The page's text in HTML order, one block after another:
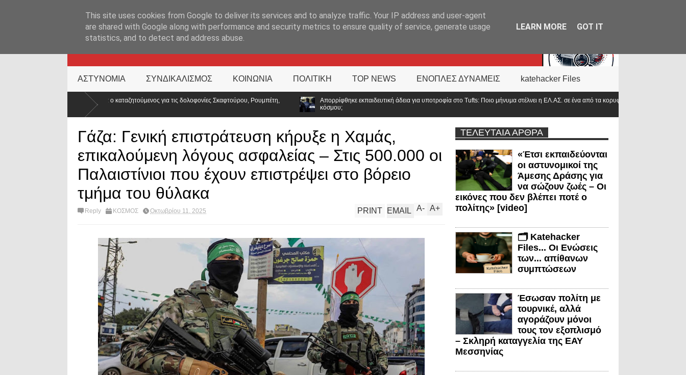
KATEHACKER
ΑΣΤΥΝΟΜΙΑ ΣΥΝΔΙΚΑΛΙΣΜΟΣ ΚΟΙΝΩΝΙΑ ΠΟΛΙΤΙΚΗ TOP NEWS ΕΝΟΠΛΕΣ ΔΥΝΑΜΕΙΣ katehacker Files
ο καταζητούμενος για τις δολοφονίες Σκαφτούρου, Ρουμπέτη,
Απορρίφθηκε εκπαιδευτική άδεια για υποτροφία στο Tufts: Ποιο μήνυμα στέλνει η ΕΛ.ΑΣ. σε ένα από τα κορυφαία πανεπιστήμια του
Αντιπρόεδρος ΠΟΑΣΥ: «Οι
Γάζα: Γενική επιστράτευση κήρυξε η Χαμάς,
επικαλούμενη λόγους ασφαλείας – Στις 500.000 οι
Παλαιστίνιοι που έχουν επιστρέψει στο βόρειο
τμήμα του θύλακα
Reply ΚΟΣΜΟΣ Οκτωβρίου 11, 2025 A+
A-
PRINT EMAIL
ΤΕΛΕΥΤΑΙΑ ΑΡΘΡΑ
«Έτσι εκπαιδεύονται
οι αστυνομικοί της
Άμεσης Δράσης για
να σώζουν ζωές – Οι
εικόνες που δεν βλέπει ποτέ ο
πολίτης» [video]
🗂️ Katehacker
Files... Οι Ενώσεις
των... απίθανων
συμπτώσεων
Έσωσαν πολίτη με
τουρνικέ, αλλά
αγοράζουν μόνοι
τους τον εξοπλισμό
– Σκληρή καταγγελία της ΕΑΥ
Μεσσηνίας
This site uses cookies from Google to deliver its services and to analyze traffic. Your IP address and user-agent
are shared with Google along with performance and security metrics to ensure quality of service, generate usage
statistics, and to detect and address abuse.
LEARN MORE GOT IT